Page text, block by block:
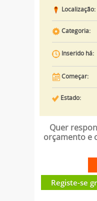
Localização:
Categoria:
Inserido há:
Começar:
Estado:
Quer
orçamento e
Registe-se